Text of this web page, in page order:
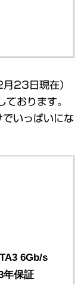
23日現在）
おります。
いっぱいにな
6Gb/s
年保証